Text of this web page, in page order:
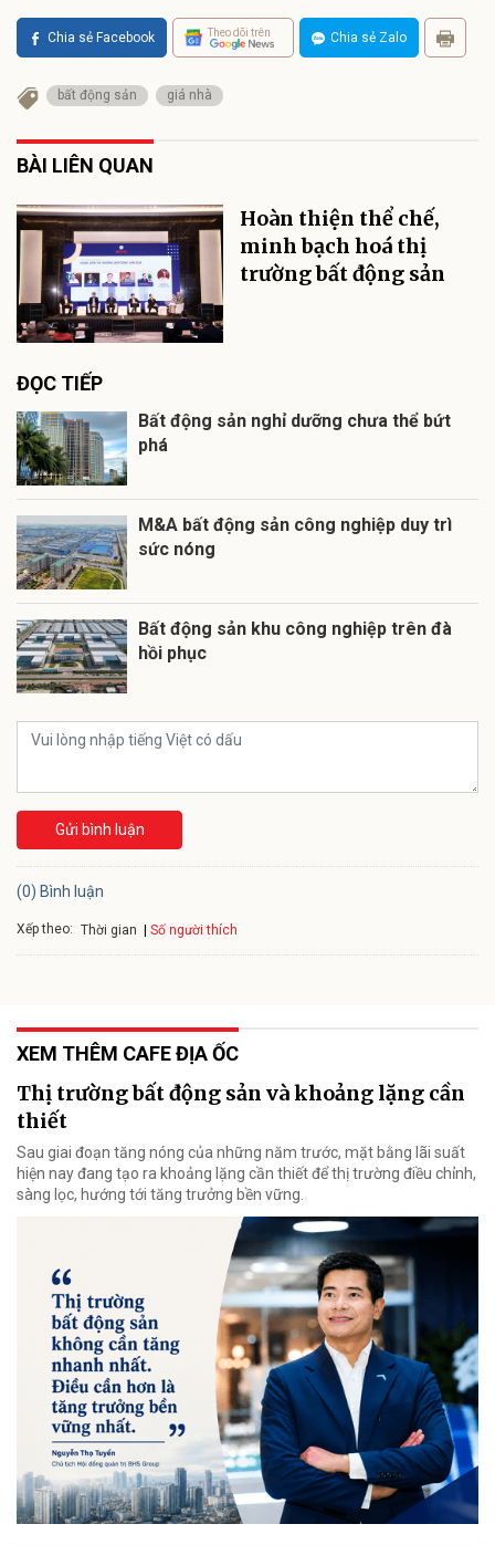
Chia sẻ Facebook Theo dõi trên Chia sẻ Zalo
bất động sản giá nhà
BÀI LIÊN QUAN
Hoàn thiện thể chế,
minh bạch hoá thị
trường bất động sản
ĐỌC TIẾP
Bất động sản nghỉ dưỡng chưa thể bứt
phá
M&A bất động sản công nghiệp duy trì
sức nóng
Bất động sản khu công nghiệp trên đà
hồi phục
Gửi bình luận
(0) Bình luận
Xếp theo: Thời gian Số người thích
XEM THÊM CAFE ĐỊA ỐC
Thị trường bất động sản và khoảng lặng cần
thiết
Sau giai đoạn tăng nóng của những năm trước, mặt bằng lãi suất
hiện nay đang tạo ra khoảng lặng cần thiết để thị trường điều chỉnh,
sàng lọc, hướng tới tăng trưởng bền vững.